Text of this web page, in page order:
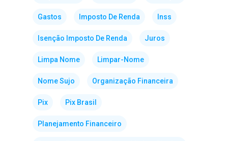
Gastos Imposto De Renda Inss
Isenção Imposto De Renda Juros
Limpa Nome Limpar-Nome
Nome Sujo Organização Financeira
Pix Pix Brasil
Planejamento Financeiro